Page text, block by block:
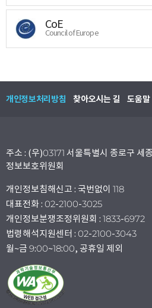
CoE
Council of Europe
개인정보처리방침 찾아오시는 길 도움말
주소 : (우)03171 서울특별시 종로구 세
정보보호위원회
개인정보침해신고 : 국번없이 118
대표전화 : 02-2100-3025
개인정보분쟁조정위원회 : 1833-6972
법령해석지원센터 : 02-2100-3043
월~금 9:00~18:00, 공휴일 제외